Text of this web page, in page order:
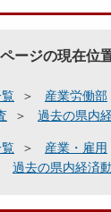
ージの現在位
産業労働部
過去の県内
産業・雇用
過去の県内経済